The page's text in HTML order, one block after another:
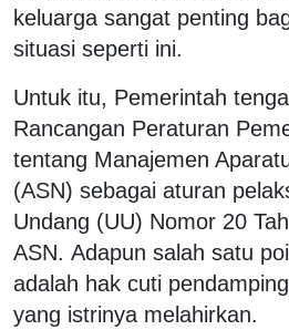
keluarga sangat penting
situasi seperti ini.
Untuk itu, Pemerintah
Rancangan Peraturan
tentang Manajemen
(ASN) sebagai aturan
Undang (UU) Nomor 20
ASN. Adapun salah satu
adalah hak cuti
yang istrinya melahirkan.